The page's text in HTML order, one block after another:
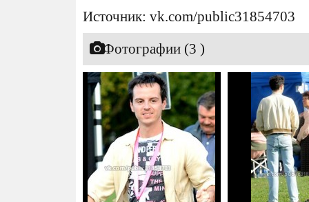
Источник: vk.com/public31854703
Фотографии (3 )